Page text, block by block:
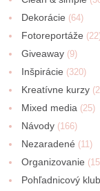
Dekorácie (64)
Fotoreportáže
Giveaway (9)
Inšpirácie (320)
Kreatívne kurzy
Mixed media (25)
Návody (166)
Nezaradené (11)
Organizovanie
Pohľadnicový klub